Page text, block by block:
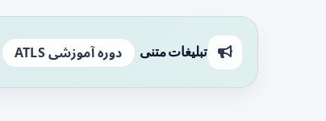
تبلیغات متنی دوره آموزشی ATLS